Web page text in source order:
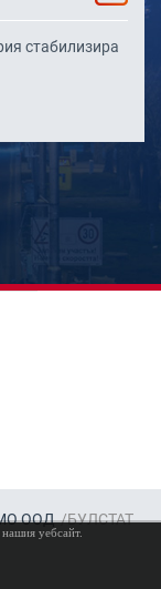
стабилизира
ООД /БУЛСТАТ
уебсайт.